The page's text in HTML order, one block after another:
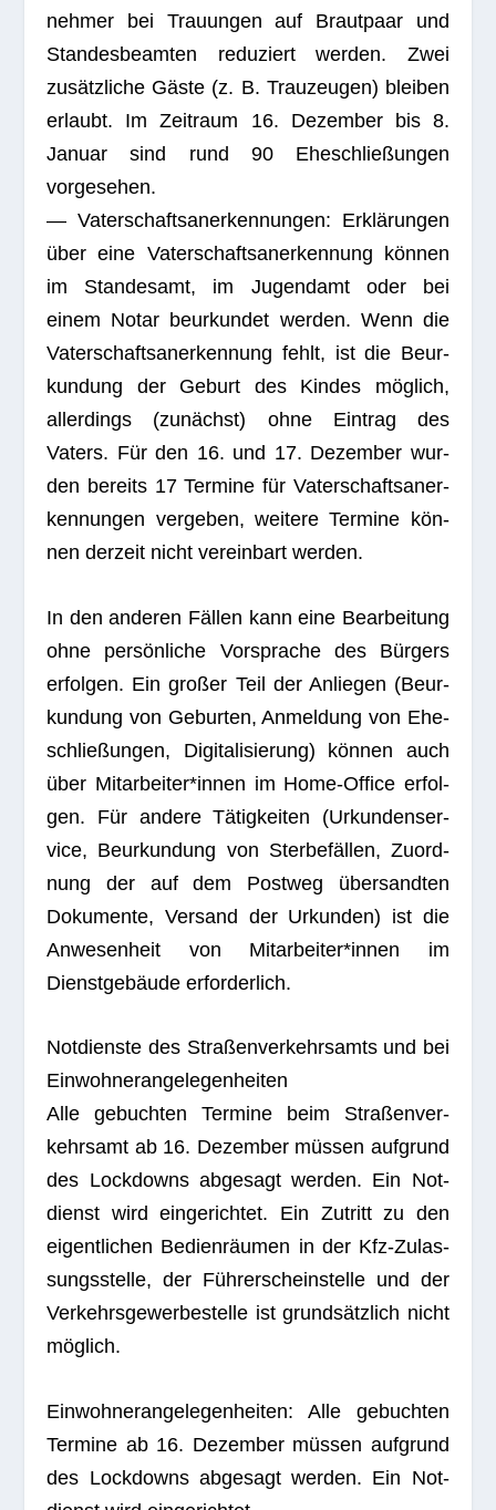
neh­mer bei Trau­un­gen auf Braut­paar und
Stan­des­be­am­ten redu­ziert wer­den. Zwei
zusätz­li­che Gäste (z. B. Trau­zeu­gen) blei­ben
erlaubt. Im Zeit­raum 16. Dezem­ber bis 8.
Januar sind rund 90 Ehe­schlie­ßun­gen
vorgesehen.
— Vater­schafts­an­er­ken­nun­gen: Erklä­run­gen
über eine Vater­schafts­an­er­ken­nung kön­nen
im Stan­des­amt, im Jugend­amt oder bei
einem Notar beur­kun­det wer­den. Wenn die
Vater­schafts­an­er­ken­nung fehlt, ist die Beur­
kun­dung der Geburt des Kin­des mög­lich,
aller­dings (zunächst) ohne Ein­trag des
Vaters. Für den 16. und 17. Dezem­ber wur­
den bereits 17 Ter­mine für Vater­schafts­an­er­
ken­nun­gen ver­ge­ben, wei­tere Ter­mine kön­
nen der­zeit nicht ver­ein­bart werden.
In den ande­ren Fäl­len kann eine Bear­bei­tung
ohne per­sön­li­che Vor­spra­che des Bür­gers
erfol­gen. Ein gro­ßer Teil der Anlie­gen (Beur­
kun­dung von Gebur­ten, Anmel­dung von Ehe­
schlie­ßun­gen, Digi­ta­li­sie­rung) kön­nen auch
über Mitarbeiter*innen im Home-Office erfol­
gen. Für andere Tätig­kei­ten (Urkun­den­ser­
vice, Beur­kun­dung von Ster­be­fäl­len, Zuord­
nung der auf dem Post­weg über­sand­ten
Doku­mente, Ver­sand der Urkun­den) ist die
Anwe­sen­heit von Mitarbeiter*innen im
Dienst­ge­bäude erforderlich.
Not­dienste des Stra­ßen­ver­kehrs­amts und bei
Einwohnerangelegenheiten
Alle gebuch­ten Ter­mine beim Stra­ßen­ver­
kehrs­amt ab 16. Dezem­ber müs­sen auf­grund
des Lock­downs abge­sagt wer­den. Ein Not­
dienst wird ein­ge­rich­tet. Ein Zutritt zu den
eigent­li­chen Bedien­räu­men in der Kfz-Zulas­
sungs­stelle, der Füh­rer­schein­stelle und der
Ver­kehrs­ge­wer­be­stelle ist grund­sätz­lich nicht
möglich.
Ein­woh­ner­an­ge­le­gen­hei­ten: Alle gebuch­ten
Ter­mine ab 16. Dezem­ber müs­sen auf­grund
des Lock­downs abge­sagt wer­den. Ein Not­